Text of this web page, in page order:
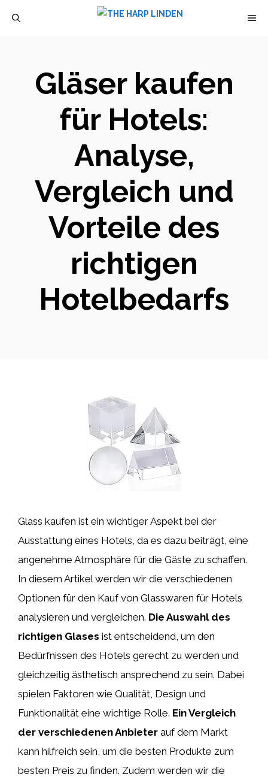
Gläser kaufen
für Hotels:
Analyse,
Vergleich und
Vorteile des
richtigen
Hotelbedarfs
Glass kaufen ist ein wichtiger Aspekt bei der
Ausstattung eines Hotels, da es dazu beiträgt, eine
angenehme Atmosphäre für die Gäste zu schaffen.
In diesem Artikel werden wir die verschiedenen
Optionen für den Kauf von Glasswaren für Hotels
analysieren und vergleichen. Die Auswahl des
richtigen Glases ist entscheidend, um den
Bedürfnissen des Hotels gerecht zu werden und
gleichzeitig ästhetisch ansprechend zu sein. Dabei
spielen Faktoren wie Qualität, Design und
Funktionalität eine wichtige Rolle. Ein Vergleich
der verschiedenen Anbieter auf dem Markt
kann hilfreich sein, um die besten Produkte zum
besten Preis zu finden. Zudem werden wir die